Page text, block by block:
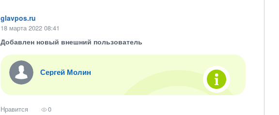
glavpos.ru
18 марта 2022 08:41
Добавлен новый внешний пользователь
Сергей Молин
Нравится 0